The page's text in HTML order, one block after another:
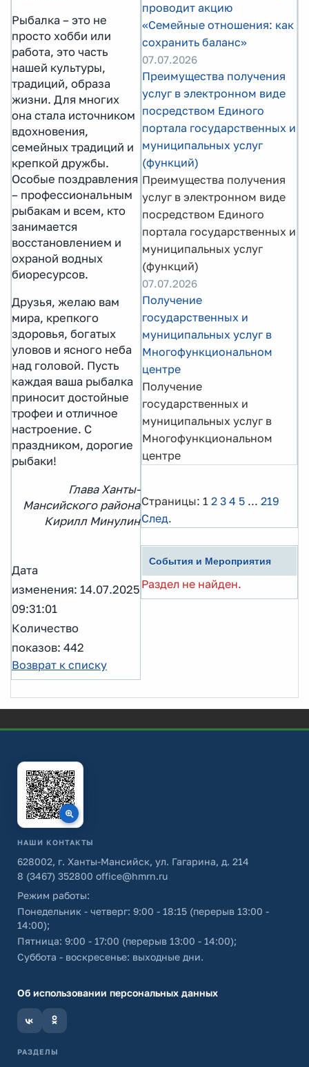
Рыбалка – это не
просто хобби или
работа, это часть
нашей культуры,
традиций, образа
жизни. Для многих
она стала источником
вдохновения,
семейных традиций и
крепкой дружбы.
Особые поздравления
– профессиональным
рыбакам и всем, кто
занимается
восстановлением и
охраной водных
биоресурсов.
Друзья, желаю вам
мира, крепкого
здоровья, богатых
уловов и ясного неба
над головой. Пусть
каждая ваша рыбалка
приносит достойные
трофеи и отличное
настроение. С
праздником, дорогие
рыбаки!
Глава Ханты-
Мансийского района
Кирилл Минулин
Дата
изменения: 14.07.2025
09:31:01
Количество
показов: 442
Возврат к списку
проводит акцию
«Семейные отношения: как
сохранить баланс»
07.07.2026
Преимущества получения
услуг в электронном виде
посредством Единого
портала государственных и
муниципальных услуг
(функций)
Преимущества получения
услуг в электронном виде
посредством Единого
портала государственных и
муниципальных услуг
(функций)
07.07.2026
Получение
государственных и
муниципальных услуг в
Многофункциональном
центре
Получение
государственных и
муниципальных услуг в
Многофункциональном
центре
Страницы: 1 2 3 4 5 ... 219
След.
События и Мероприятия
Раздел не найден.
НАШИ КОНТАКТЫ
628002, г. Ханты-Мансийск, ул. Гагарина, д. 214
8 (3467) 352800 office@hmrn.ru
Режим работы:
Понедельник - четверг: 9:00 - 18:15 (перерыв 13:00 -
14:00);
Пятница: 9:00 - 17:00 (перерыв 13:00 - 14:00);
Суббота - воскресенье: выходные дни.
Об использовании персональных данных
РАЗДЕЛЫ